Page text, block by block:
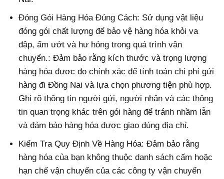
Đóng Gói Hàng Hóa Đúng Cách: Sử dụng vật liệu
đóng gói chất lượng để bảo vệ hàng hóa khỏi va
đập, ẩm ướt và hư hỏng trong quá trình vận
chuyển.: Đảm bảo rằng kích thước và trọng lượng
hàng hóa được đo chính xác để tính toán chi phí gửi
hàng đi Đồng Nai và lựa chọn phương tiện phù hợp.
Ghi rõ thông tin người gửi, người nhận và các thông
tin quan trọng khác trên gói hàng để tránh nhầm lẫn
và đảm bảo hàng hóa được giao đúng địa chỉ.
Kiểm Tra Quy Định Về Hàng Hóa: Đảm bảo rằng
hàng hóa của bạn không thuộc danh sách cấm hoặc
hạn chế vận chuyển của các công ty vận chuyển